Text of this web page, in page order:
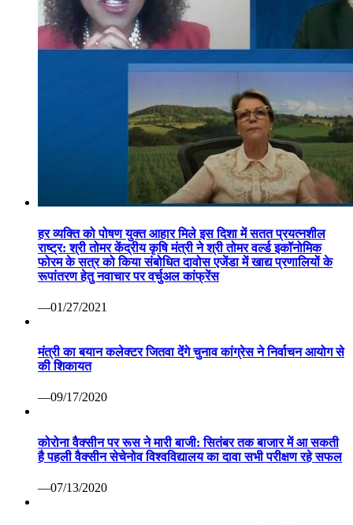
हर व्यक्ति को पोषण युक्त आहार मिले इस दिशा में सतत प्रयत्नशील
राष्ट्र: श्री तोमर केंद्रीय कृषि मंत्री ने श्री तोमर वर्ल्ड इकॉनोमिक
फोरम के सत्र को किया संबोधित दावोस एजेंडा में खाद्य प्रणालियों के
रूपांतरण हेतु नवाचार पर वर्चुअल कांफ्रेंस
—01/27/2021
मंत्री का बयान कलेक्टर जितवा देंगे चुनाव कांग्रेस ने निर्वाचन आयोग से
की शिकायत
—09/17/2020
कोरोना वैक्सीन पर रूस ने मारी बाजी: सितंबर तक बाजार में आ सकती
है पहली वैक्सीन सेचेनोव विश्वविद्यालय का दावा सभी परीक्षण रहे सफल
—07/13/2020